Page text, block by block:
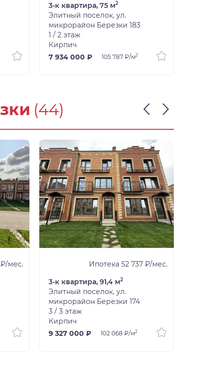
3-к квартира, 75 м2
Элитный поселок, ул.
микрорайон Березки 183
1 / 2 этаж
Кирпич
7 934 000 ₽
105 787 ₽/м2
(44)
₽/мес.
Ипотека 52 737 ₽/мес.
3-к квартира, 91,4 м2
Элитный поселок, ул.
микрорайон Березки 174
3 / 3 этаж
Кирпич
9 327 000 ₽
102 068 ₽/м2